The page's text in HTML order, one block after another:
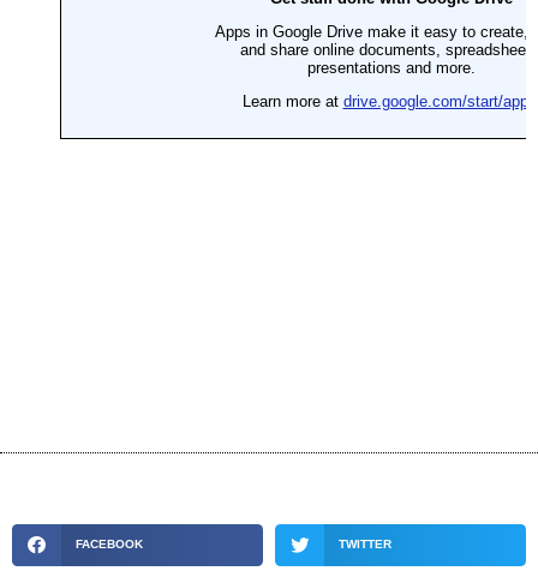
FACEBOOK TWITTER